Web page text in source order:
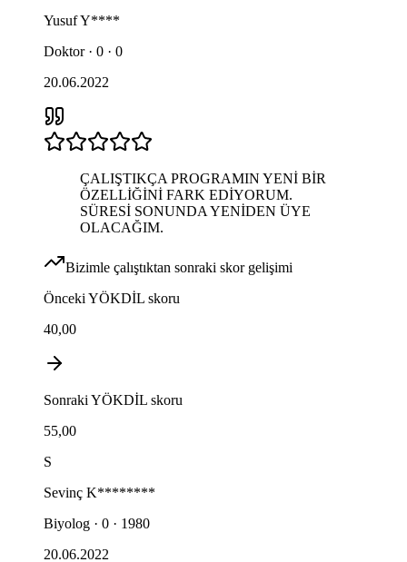
YusufY****
Doktor · 0 · 0
20.06.2022
ÇALIŞTIKÇA PROGRAMIN YENİ BİR
ÖZELLİĞİNİ FARK EDİYORUM.
SÜRESİ SONUNDA YENİDEN ÜYE
OLACAĞIM.
Bizimle çalıştıktan sonraki skor gelişimi
Önceki YÖKDİL skoru
40,00
Sonraki YÖKDİL skoru
55,00
S
Sevinç K********
Biyolog · 0 · 1980
20.06.2022